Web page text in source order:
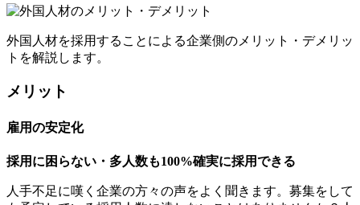
外国人材を採用することによる企業側のメリット・デメリッ
トを解説します。
メリット
雇用の安定化
採用に困らない・多人数も100%確実に採用できる
人手不足に嘆く企業の方々の声をよく聞きます。募集をして